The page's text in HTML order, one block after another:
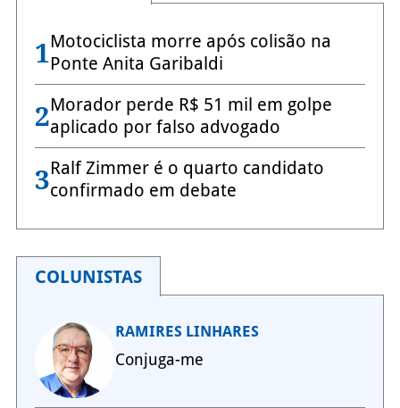
1Motociclista morre após colisão na
Ponte Anita Garibaldi
2Morador perde R$ 51 mil em golpe
aplicado por falso advogado
3Ralf Zimmer é o quarto candidato
confirmado em debate
COLUNISTAS
RAMIRES LINHARES
Conjuga-me